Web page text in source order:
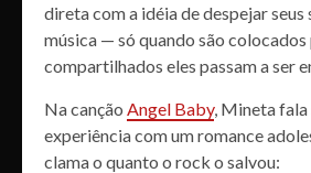
direta com a idéia de despejar seus
música — só quando são
compartilhados eles passam a ser
Na canção Angel Baby, Mineta fala
experiência com um romance
clama o quanto o rock o salvou: